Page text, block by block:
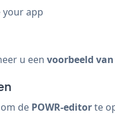
your app
u een voorbeeld van
om de POWR-editorte